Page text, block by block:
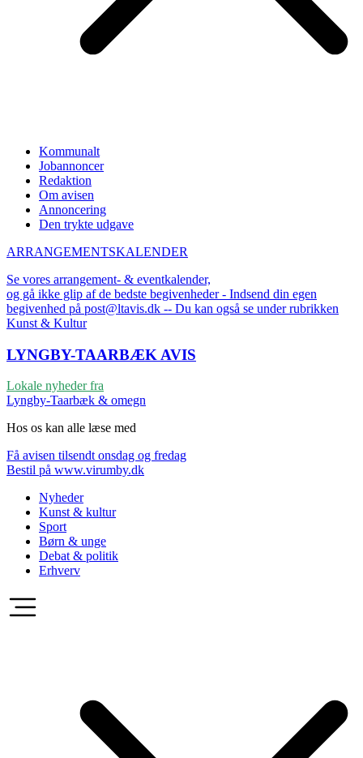
Kommunalt
Jobannoncer
Redaktion
Om avisen
Annoncering
Den trykte udgave
ARRANGEMENTSKALENDER
Se vores arrangement- & eventkalender,
og gå ikke glip af de bedste begivenheder - Indsend din egen
begivenhed på post@ltavis.dk -- Du kan også se under rubrikken
Kunst & Kultur
LYNGBY-TAARBÆK AVIS
Lokale nyheder fra
Lyngby-Taarbæk & omegn
Hos os kan alle læse med
Få avisen tilsendt onsdag og fredag
Bestil på www.virumby.dk
Nyheder
Kunst & kultur
Sport
Børn & unge
Debat & politik
Erhverv